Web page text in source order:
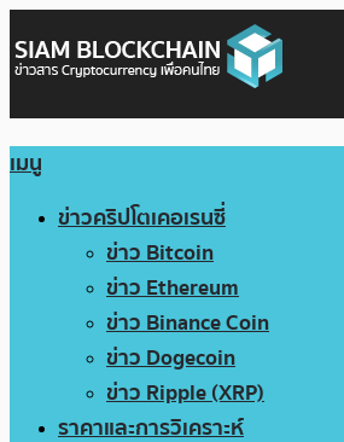
เมนู
ข่าวคริปโตเคอเรนซี่
ข่าว Bitcoin
ข่าว Ethereum
ข่าว Binance Coin
ข่าว Dogecoin
ข่าว Ripple (XRP)
ราคาและการวิเคราะห์